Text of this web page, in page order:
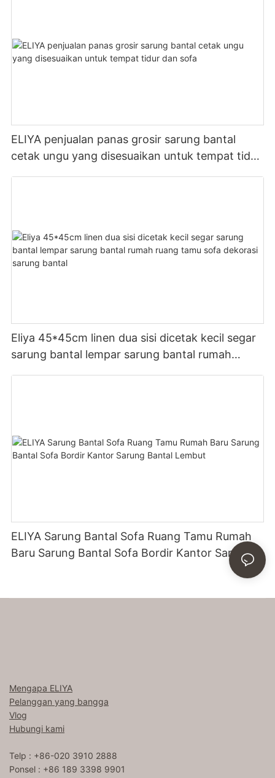
ELIYA penjualan panas grosir sarung bantal
cetak ungu yang disesuaikan untuk tempat tidur
Eliya 45*45cm linen dua sisi dicetak kecil segar
sarung bantal lempar sarung bantal rumah
ELIYA Sarung Bantal Sofa Ruang Tamu Rumah
Baru Sarung Bantal Sofa Bordir Kantor Sarung
Mengapa ELIYA
Pelanggan yang bangga
Vlog
Hubungi kami
Telp : +86-020 3910 2888
Ponsel : +86 189 3398 9901